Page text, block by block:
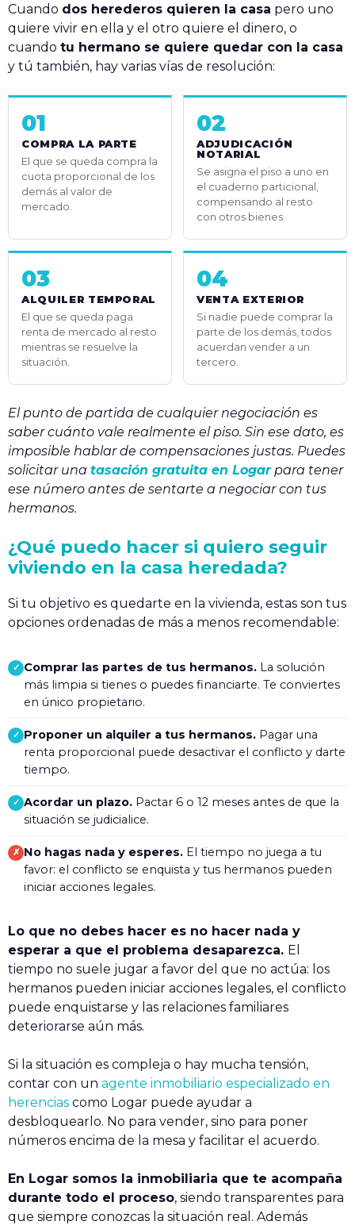
Cuando dos herederos quieren la casa pero uno
quiere vivir en ella y el otro quiere el dinero, o
cuando tu hermano se quiere quedar con la casa
y tú también, hay varias vías de resolución:
01
COMPRA LA PARTE
El que se queda compra la
cuota proporcional de los
demás al valor de
mercado.
02
ADJUDICACIÓN
NOTARIAL
Se asigna el piso a uno en
el cuaderno particional,
compensando al resto
con otros bienes.
03
ALQUILER TEMPORAL
El que se queda paga
renta de mercado al resto
mientras se resuelve la
situación.
04
VENTA EXTERIOR
Si nadie puede comprar la
parte de los demás, todos
acuerdan vender a un
tercero.
El punto de partida de cualquier negociación es
saber cuánto vale realmente el piso. Sin ese dato, es
imposible hablar de compensaciones justas. Puedes
solicitar una tasación gratuita en Logarpara tener
ese número antes de sentarte a negociar con tus
hermanos.
¿Qué puedo hacer si quiero seguir
viviendo en la casa heredada?
Si tu objetivo es quedarte en la vivienda, estas son tus
opciones ordenadas de más a menos recomendable:
✓ Comprar las partes de tus hermanos. La solución
más limpia si tienes o puedes financiarte. Te conviertes
en único propietario.
✓ Proponer un alquiler a tus hermanos. Pagar una
renta proporcional puede desactivar el conflicto y darte
tiempo.
✓ Acordar un plazo. Pactar 6 o 12 meses antes de que la
situación se judicialice.
✗ No hagas nada y esperes. El tiempo no juega a tu
favor: el conflicto se enquista y tus hermanos pueden
iniciar acciones legales.
Lo que no debes hacer es no hacer nada y
esperar a que el problema desaparezca. El
tiempo no suele jugar a favor del que no actúa: los
hermanos pueden iniciar acciones legales, el conflicto
puede enquistarse y las relaciones familiares
deteriorarse aún más.
Si la situación es compleja o hay mucha tensión,
contar con un agente inmobiliario especializado en
herencias como Logar puede ayudar a
desbloquearlo. No para vender, sino para poner
números encima de la mesa y facilitar el acuerdo.
En Logar somos la inmobiliaria que te acompaña
durante todo el proceso, siendo transparentes para
que siempre conozcas la situación real. Además